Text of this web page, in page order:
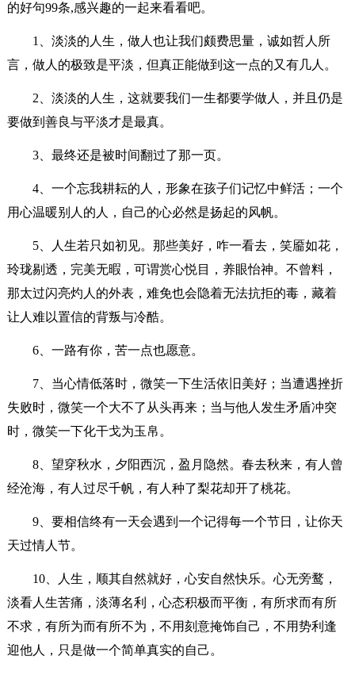
的好句99条,感兴趣的一起来看看吧。
1、淡淡的人生，做人也让我们颇费思量，诚如哲人所
言，做人的极致是平淡，但真正能做到这一点的又有几人。
2、淡淡的人生，这就要我们一生都要学做人，并且仍是
要做到善良与平淡才是最真。
3、最终还是被时间翻过了那一页。
4、一个忘我耕耘的人，形象在孩子们记忆中鲜活；一个
用心温暖别人的人，自己的心必然是扬起的风帆。
5、人生若只如初见。那些美好，咋一看去，笑靥如花，
玲珑剔透，完美无暇，可谓赏心悦目，养眼怡神。不曾料，
那太过闪亮灼人的外表，难免也会隐着无法抗拒的毒，藏着
让人难以置信的背叛与冷酷。
6、一路有你，苦一点也愿意。
7、当心情低落时，微笑一下生活依旧美好；当遭遇挫折
失败时，微笑一个大不了从头再来；当与他人发生矛盾冲突
时，微笑一下化干戈为玉帛。
8、望穿秋水，夕阳西沉，盈月隐然。春去秋来，有人曾
经沧海，有人过尽千帆，有人种了梨花却开了桃花。
9、要相信终有一天会遇到一个记得每一个节日，让你天
天过情人节。
10、人生，顺其自然就好，心安自然快乐。心无旁鹜，
淡看人生苦痛，淡薄名利，心态积极而平衡，有所求而有所
不求，有所为而有所不为，不用刻意掩饰自己，不用势利逢
迎他人，只是做一个简单真实的自己。